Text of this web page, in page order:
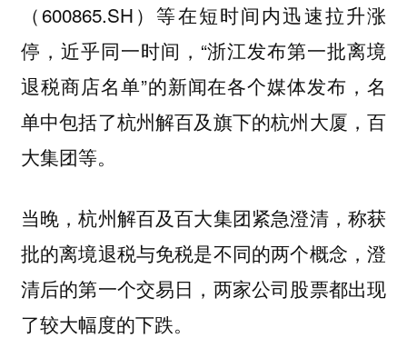
（600865.SH）等在短时间内迅速拉升涨
停，近乎同一时间，“浙江发布第一批离境
退税商店名单”的新闻在各个媒体发布，名
单中包括了杭州解百及旗下的杭州大厦，百
大集团等。
当晚，杭州解百及百大集团紧急澄清，称获
批的离境退税与免税是不同的两个概念，澄
清后的第一个交易日，两家公司股票都出现
了较大幅度的下跌。